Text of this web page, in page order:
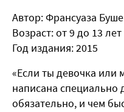
Автор: Франсуаза Буше
Возраст: от 9 до 13 лет
Год издания: 2015
«Если ты девочка или
написана специально
обязательно, и чем